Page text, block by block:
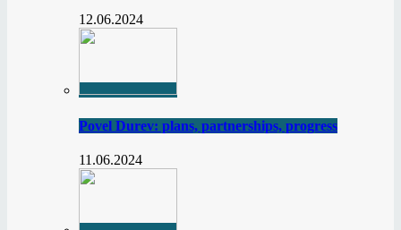
12.06.2024
Povel Durev: plans, partnerships, progress
11.06.2024